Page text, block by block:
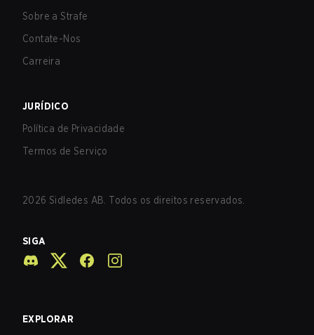
Sobre a Strafe
Contate-Nos
Carreira
JURÍDICO
Política de Privacidade
Termos de Serviço
2026 Sidledes AB. Todos os direitos reservados.
SIGA
EXPLORAR